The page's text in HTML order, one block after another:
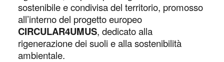
sostenibile e condivisa del territorio, promosso
all’interno del progetto europeo
CIRCULAR4UMUS, dedicato alla
rigenerazione dei suoli e alla sostenibilità
ambientale.